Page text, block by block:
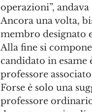
operazioni”,
Ancora una volta,
membro designato
Alla fine si
candidato in
professore
Forse è solo una
professore